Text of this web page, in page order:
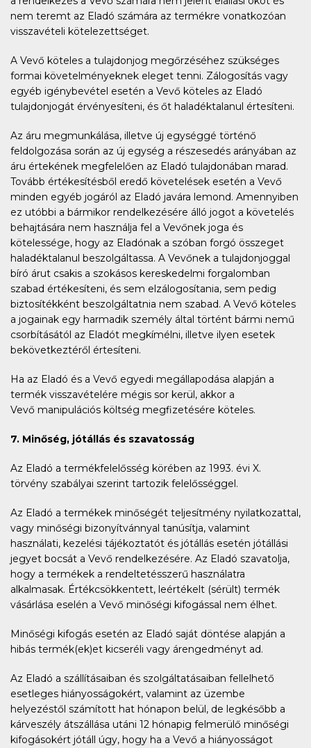
nem teremt az Eladó számára az termékre vonatkozóan
visszavételi kötelezettséget.
A Vevő köteles a tulajdonjog megőrzéséhez szükséges
formai követelményeknek eleget tenni. Zálogosítás vagy
egyéb igénybevétel esetén a Vevő köteles az Eladó
tulajdonjogát érvényesíteni, és őt haladéktalanul értesíteni.
Az áru megmunkálása, illetve új egységgé történő
feldolgozása során az új egység a részesedés arányában az
áru értekének megfelelően az Eladó tulajdonában marad.
Tovább értékesítésből eredő követelések esetén a Vevő
minden egyéb jogáról az Eladó javára lemond. Amennyiben
ez utóbbi a bármikor rendelkezésére álló jogot a követelés
behajtására nem használja fel a Vevőnek joga és
kötelessége, hogy az Eladónak a szóban forgó összeget
haladéktalanul beszolgáltassa. A Vevőnek a tulajdonjoggal
bíró árut csakis a szokásos kereskedelmi forgalomban
szabad értékesíteni, és sem elzálogosítania, sem pedig
biztosítékként beszolgáltatnia nem szabad. A Vevő köteles
a jogainak egy harmadik személy által történt bármi nemű
csorbításától az Eladót megkímélni, illetve ilyen esetek
bekövetkeztéről értesíteni.
Ha az Eladó és a Vevő egyedi megállapodása alapján a
termék visszavételére mégis sor kerül, akkor a
Vevő manipulációs költség megfizetésére köteles.
7. Minőség, jótállás és szavatosság
Az Eladó a termékfelelősség körében az 1993. évi X.
törvény szabályai szerint tartozik felelősséggel.
Az Eladó a termékek minőségét teljesítmény nyilatkozattal,
vagy minőségi bizonyítvánnyal tanúsítja, valamint
használati, kezelési tájékoztatót és jótállás esetén jótállási
jegyet bocsát a Vevő rendelkezésére. Az Eladó szavatolja,
hogy a termékek a rendeltetésszerű használatra
alkalmasak. Értékcsökkentett, leértékelt (sérült) termék
vásárlása eselén a Vevő minőségi kifogással nem élhet.
Minőségi kifogás esetén az Eladó saját döntése alapján a
hibás termék(ek)et kicseréli vagy árengedményt ad.
Az Eladó a szállításaiban és szolgáltatásaiban fellelhető
esetleges hiányosságokért, valamint az üzembe
helyezéstől számított hat hónapon belül, de legkésőbb a
kárveszély átszállása utáni 12 hónapig felmerülő minőségi
kifogásokért jótáll úgy, hogy ha a Vevő a hiányosságot